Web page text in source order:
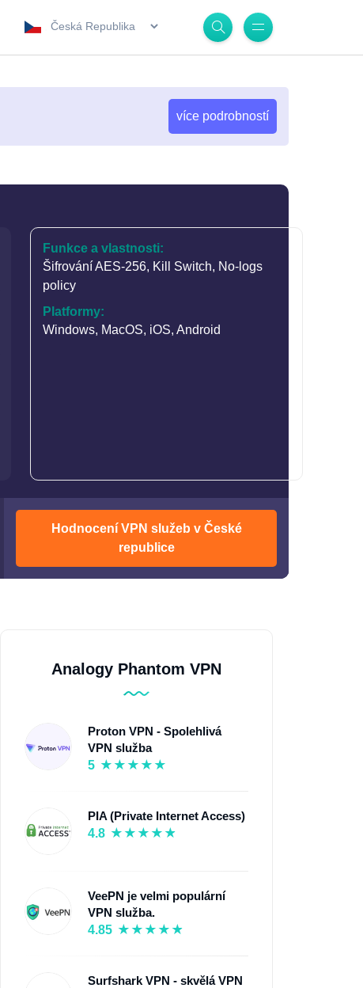
více podrobností
Funkce a vlastnosti:
Šifrování AES-256, Kill Switch, No-logs
policy
Platformy:
Windows, MacOS, iOS, Android
Hodnocení VPN služeb v České
republice
Analogy Phantom VPN
Proton VPN - Spolehlivá
VPN služba
5
PIA (Private Internet Access)
4.8
VeePN je velmi populární
VPN služba.
4.85
Surfshark VPN - skvělá VPN